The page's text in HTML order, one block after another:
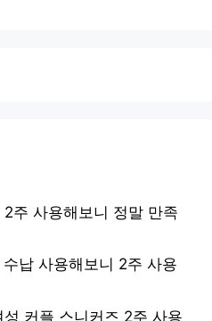
주 사용해보니 정말 만족
납 사용해보니 2주 사용
커플 스니커즈 2주 사용